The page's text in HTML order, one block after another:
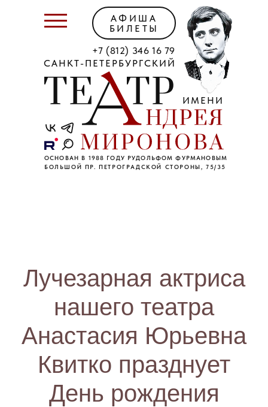
САНКТ-ПЕТЕРБУРГСКИЙ
ИМЕНИ
ОСНОВАН В 1988 ГОДУ РУДОЛЬФОМ ФУРМАНОВЫМ
+7 (812) 346 16 79
БОЛЬШОЙ ПР. ПЕТРОГРАДСКОЙ СТОРОНЫ, 75/35
АФИША
БИЛЕТЫ
Лучезарная актриса
нашего театра
Анастасия Юрьевна
Квитко празднует
День рождения